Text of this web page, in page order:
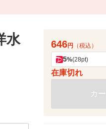
水
646円 （税込）
5%(28pt)
在庫切れ
カ